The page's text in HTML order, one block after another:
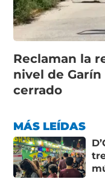
Reclaman la
nivel de
cerrado
MÁS LEÍDAS